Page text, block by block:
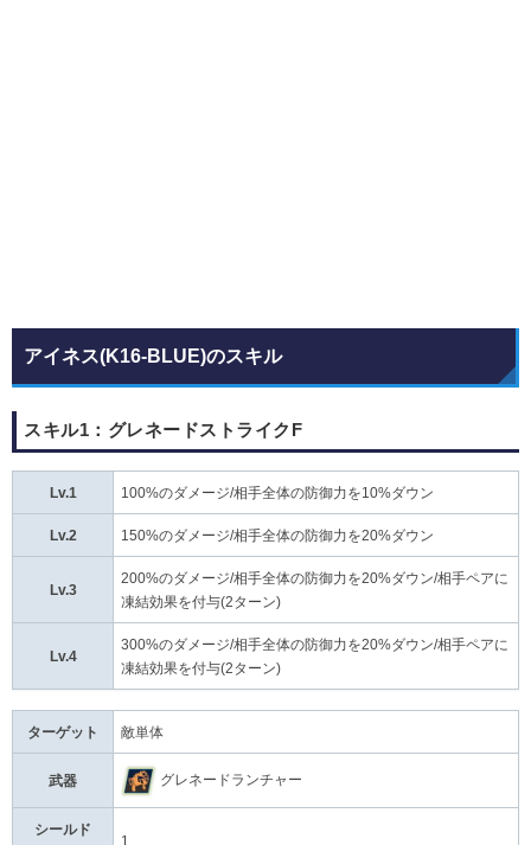
アイネス(K16-BLUE)のスキル
スキル1：グレネードストライクF
Lv.1 100%のダメージ/相手全体の防御力を10%ダウン
Lv.2 150%のダメージ/相手全体の防御力を20%ダウン
Lv.3
200%のダメージ/相手全体の防御力を20%ダウン/相手ペアに
凍結効果を付与(2ターン)
Lv.4
300%のダメージ/相手全体の防御力を20%ダウン/相手ペアに
凍結効果を付与(2ターン)
ターゲット 敵単体
武器 グレネードランチャー
シールド
1